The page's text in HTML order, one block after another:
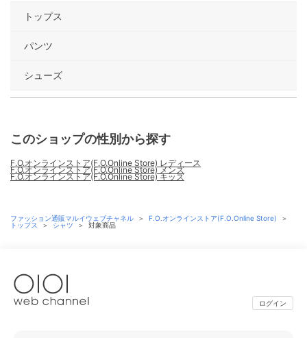
トップス
パンツ
シューズ
このショップの性別から探す
F.O.オンラインストア(F.O.Online Store) レディース
F.O.オンラインストア(F.O.Online Store) メンズ
F.O.オンラインストア(F.O.Online Store) キッズ
ファッション通販マルイウェブチャネル ＞ F.O.オンラインストア(F.O.Online Store)
＞
トップス
＞ シャツ ＞ 対象商品
ログイン